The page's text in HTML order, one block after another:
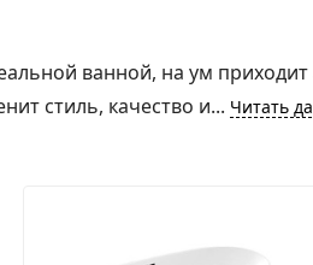
ванной, на ум
стиль, качество и... Читать